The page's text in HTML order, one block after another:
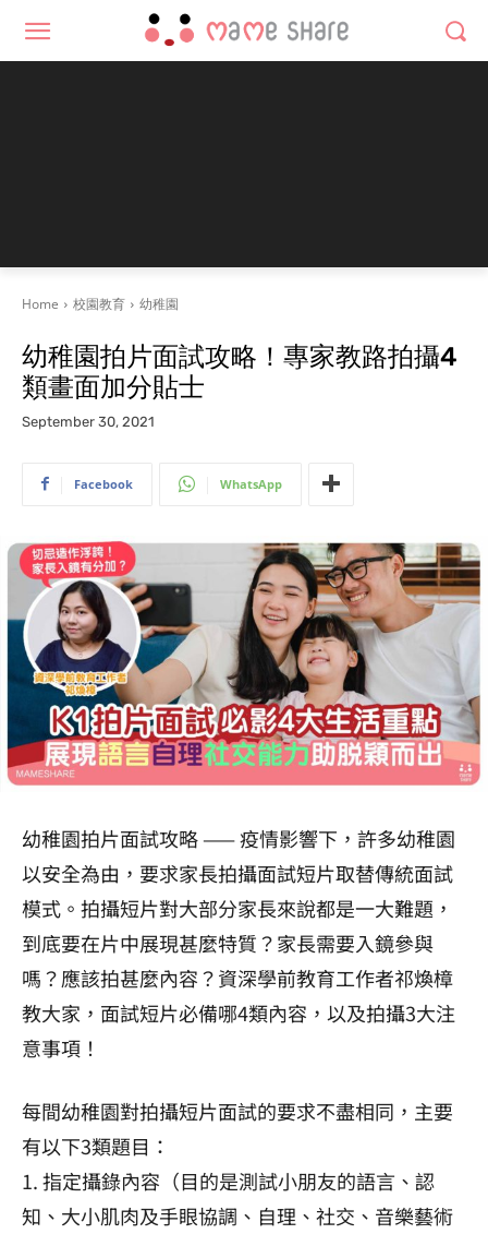
Home 校園教育 幼稚園
幼稚園拍片面試攻略！專家教路拍攝4
類畫面加分貼士
September 30, 2021
Facebook WhatsApp
幼稚園拍片面試攻略 —— 疫情影響下，許多幼稚園
以安全為由，要求家長拍攝面試短片取替傳統面試
模式。拍攝短片對大部分家長來說都是一大難題，
到底要在片中展現甚麼特質？家長需要入鏡參與
嗎？應該拍甚麼內容？資深學前教育工作者祁煥樟
教大家，面試短片必備哪4類內容，以及拍攝3大注
意事項！
每間幼稚園對拍攝短片面試的要求不盡相同，主要
有以下3類題目：
1. 指定攝錄內容（目的是測試小朋友的語言、認
知、大小肌肉及手眼協調、自理、社交、音樂藝術